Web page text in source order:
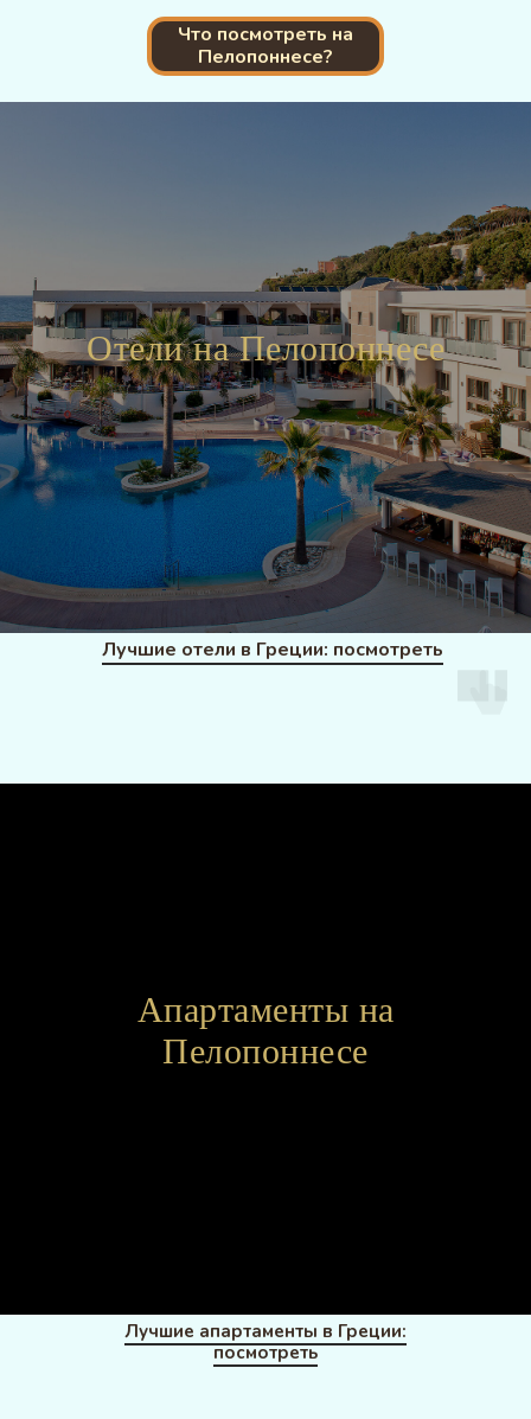
Что посмотреть на
Пелопоннесе?
Отели на Пелопоннесе
Лучшие отели в Греции: посмотреть
Апартаменты на
Пелопоннесе
Лучшие апартаменты в Греции:
посмотреть